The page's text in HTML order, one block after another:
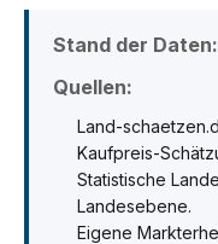
Stand der Daten:
Quellen:
Land-
Kaufpreis-
Statistische
Landesebene.
Eigene